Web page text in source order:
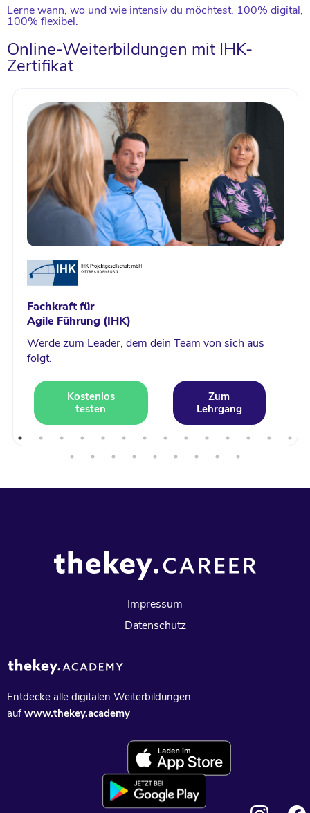
Lerne wann, wo und wie intensiv du möchtest. 100% digital,
100% flexibel.
Online-Weiterbildungen mit IHK-
Zertifikat
Fachkraft für
Agile Führung (IHK)
Werde zum Leader, dem dein Team von sich aus
folgt.
Kostenlos
testen
Zum
Lehrgang
Impressum
Datenschutz
Entdecke alle digitalen Weiterbildungen
aufwww.thekey.academy